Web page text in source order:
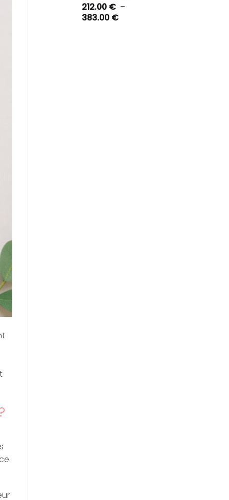
212.00 € –
383.00 €Plage